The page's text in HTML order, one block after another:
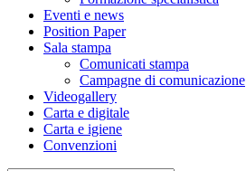
Eventi e news
Position Paper
Sala stampa
Comunicati stampa
Campagne di comunicazione
Videogallery
Carta e digitale
Carta e igiene
Convenzioni